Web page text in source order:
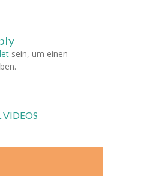
sein, um einen